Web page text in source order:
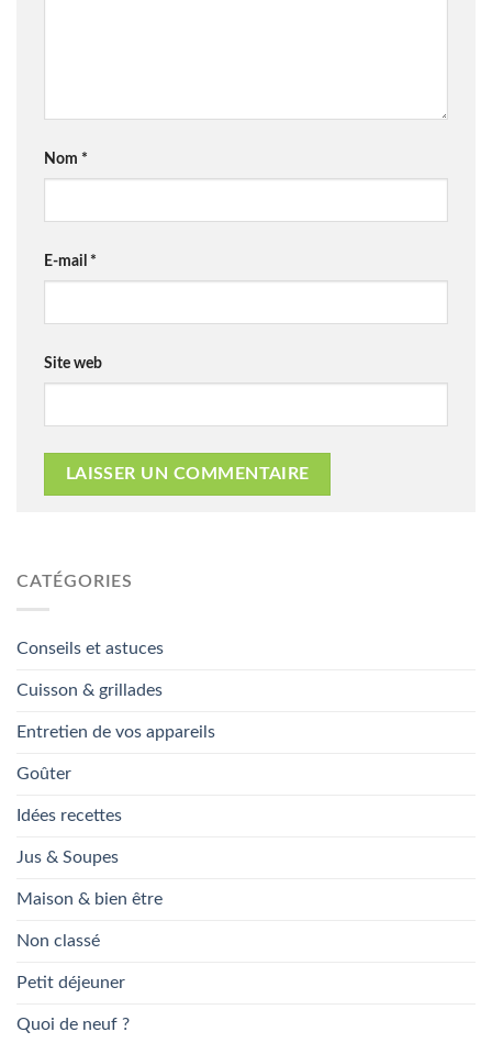
Nom *
E-mail *
Site web
CATÉGORIES
Conseils et astuces
Cuisson & grillades
Entretien de vos appareils
Goûter
Idées recettes
Jus & Soupes
Maison & bien être
Non classé
Petit déjeuner
Quoi de neuf ?